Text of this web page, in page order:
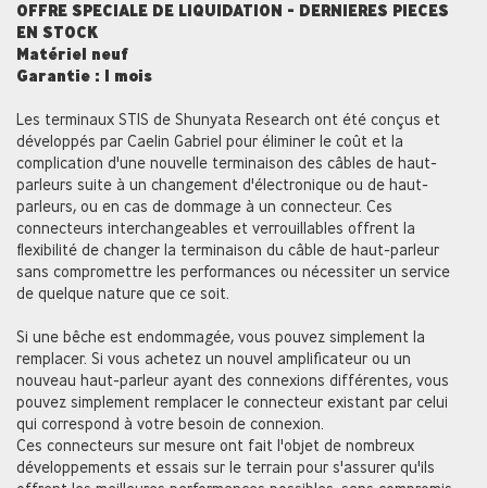
OFFRE SPECIALE DE LIQUIDATION - DERNIERES PIECES
EN STOCK
Matériel neuf
Garantie : 1 mois
Les terminaux STIS de Shunyata Research ont été conçus et
développés par Caelin Gabriel pour éliminer le coût et la
complication d'une nouvelle terminaison des câbles de haut-
parleurs suite à un changement d'électronique ou de haut-
parleurs, ou en cas de dommage à un connecteur. Ces
connecteurs interchangeables et verrouillables offrent la
flexibilité de changer la terminaison du câble de haut-parleur
sans compromettre les performances ou nécessiter un service
de quelque nature que ce soit.
Si une bêche est endommagée, vous pouvez simplement la
remplacer. Si vous achetez un nouvel amplificateur ou un
nouveau haut-parleur ayant des connexions différentes, vous
pouvez simplement remplacer le connecteur existant par celui
qui correspond à votre besoin de connexion.
Ces connecteurs sur mesure ont fait l'objet de nombreux
développements et essais sur le terrain pour s'assurer qu'ils